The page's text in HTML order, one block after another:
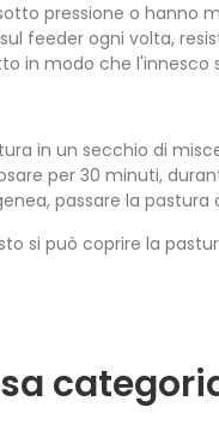
pressione o hanno
feeder ogni volta,
in modo che
in un secchio di
per 30 minuti,
passare la
si può coprire la